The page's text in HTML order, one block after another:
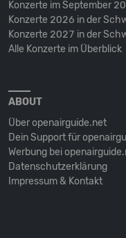
Konzerte im September
Konzerte 2026 in der
Konzerte 2027 in der
Alle Konzerte im Überblick
ABOUT
Über openairguide.net
Dein Support für
Werbung bei
Datenschutz­erklärung
Impressum & Kontakt